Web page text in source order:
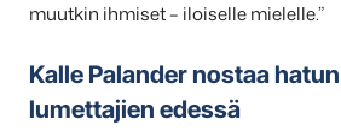
muutkin ihmiset – iloiselle mielelle.”
Kalle Palander nostaa
lumettajien edessä